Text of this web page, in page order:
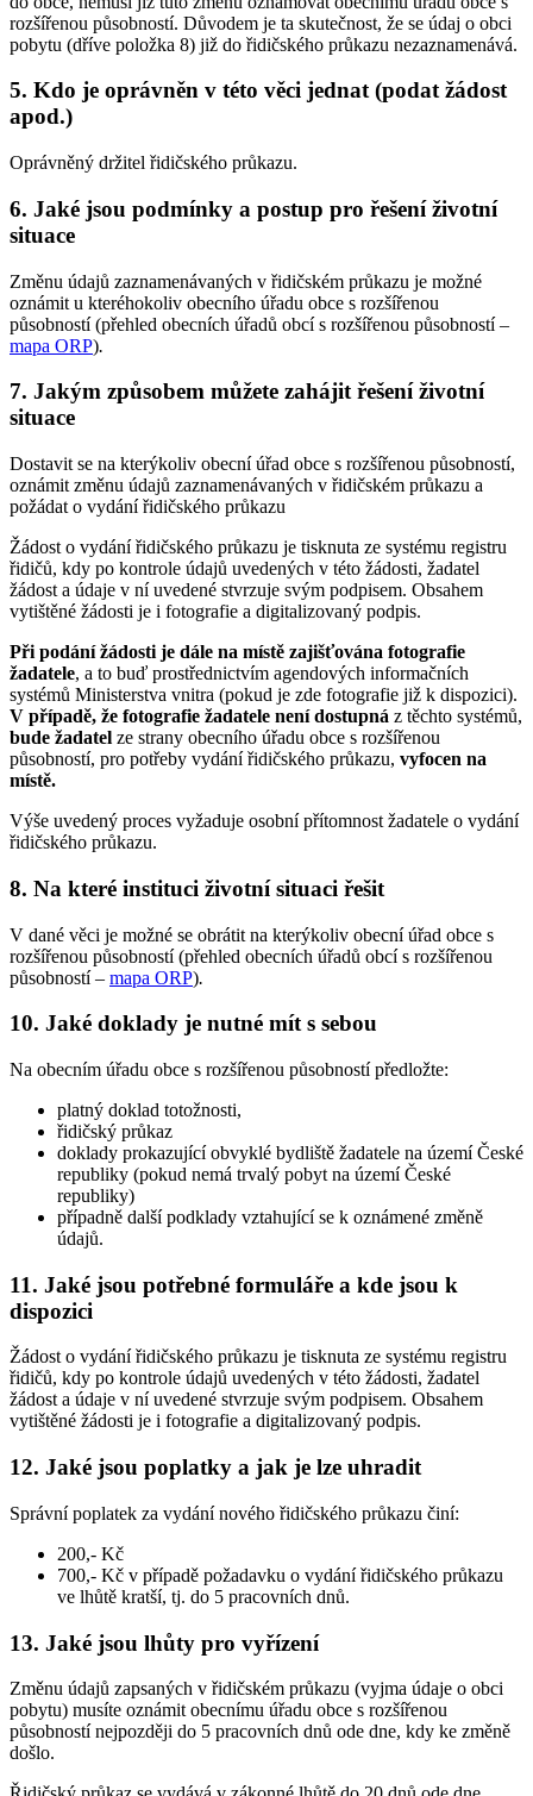
rozšířenou působností. Důvodem je ta skutečnost, že se údaj o obci
pobytu (dříve položka 8) již do řidičského průkazu nezaznamenává.
5. Kdo je oprávněn v této věci jednat (podat žádost
apod.)
Oprávněný držitel řidičského průkazu.
6. Jaké jsou podmínky a postup pro řešení životní
situace
Změnu údajů zaznamenávaných v řidičském průkazu je možné
oznámit u kteréhokoliv obecního úřadu obce s rozšířenou
působností (přehled obecních úřadů obcí s rozšířenou působností –
mapa ORP).
7. Jakým způsobem můžete zahájit řešení životní
situace
Dostavit se na kterýkoliv obecní úřad obce s rozšířenou působností,
oznámit změnu údajů zaznamenávaných v řidičském průkazu a
požádat o vydání řidičského průkazu
Žádost o vydání řidičského průkazu je tisknuta ze systému registru
řidičů, kdy po kontrole údajů uvedených v této žádosti, žadatel
žádost a údaje v ní uvedené stvrzuje svým podpisem. Obsahem
vytištěné žádosti je i fotografie a digitalizovaný podpis.
Při podání žádosti je dále na místě zajišťována fotografie
žadatele, a to buď prostřednictvím agendových informačních
systémů Ministerstva vnitra (pokud je zde fotografie již k dispozici).
V případě, že fotografie žadatele není dostupná z těchto systémů,
bude žadatel ze strany obecního úřadu obce s rozšířenou
působností, pro potřeby vydání řidičského průkazu, vyfocen na
místě.
Výše uvedený proces vyžaduje osobní přítomnost žadatele o vydání
řidičského průkazu.
8. Na které instituci životní situaci řešit
V dané věci je možné se obrátit na kterýkoliv obecní úřad obce s
rozšířenou působností (přehled obecních úřadů obcí s rozšířenou
působností – mapa ORP).
10. Jaké doklady je nutné mít s sebou
Na obecním úřadu obce s rozšířenou působností předložte:
platný doklad totožnosti,
řidičský průkaz
doklady prokazující obvyklé bydliště žadatele na území České
republiky (pokud nemá trvalý pobyt na území České
republiky)
případně další podklady vztahující se k oznámené změně
údajů.
11. Jaké jsou potřebné formuláře a kde jsou k
dispozici
Žádost o vydání řidičského průkazu je tisknuta ze systému registru
řidičů, kdy po kontrole údajů uvedených v této žádosti, žadatel
žádost a údaje v ní uvedené stvrzuje svým podpisem. Obsahem
vytištěné žádosti je i fotografie a digitalizovaný podpis.
12. Jaké jsou poplatky a jak je lze uhradit
Správní poplatek za vydání nového řidičského průkazu činí:
200,- Kč
700,- Kč v případě požadavku o vydání řidičského průkazu
ve lhůtě kratší, tj. do 5 pracovních dnů.
13. Jaké jsou lhůty pro vyřízení
Změnu údajů zapsaných v řidičském průkazu (vyjma údaje o obci
pobytu) musíte oznámit obecnímu úřadu obce s rozšířenou
působností nejpozději do 5 pracovních dnů ode dne, kdy ke změně
došlo.